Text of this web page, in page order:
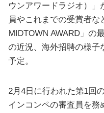
ウンアワードラジオ）
員やこれまでの受賞者な
MIDTOWN AWARD」の
の近況、海外招聘の様子
予定。
2月4日に行われた第1回
インコンペの審査員を務